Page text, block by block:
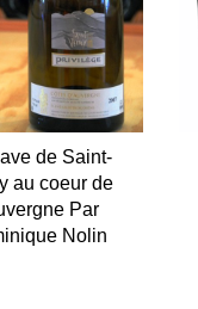
de Saint-
au coeur de
Par
Nolin